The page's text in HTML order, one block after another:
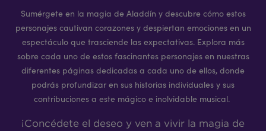
Sumérgete en la magia de Aladdín y descubre cómo estos
personajes cautivan corazones y despiertan emociones en un
espectáculo que trasciende las expectativas. Explora más
sobre cada uno de estos fascinantes personajes en nuestras
diferentes páginas dedicadas a cada uno de ellos, donde
podrás profundizar en sus historias individuales y sus
contribuciones a este mágico e inolvidable musical.
¡Concédete el deseo y ven a vivir la magia de